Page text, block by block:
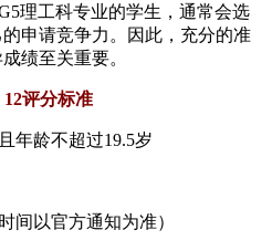
理工科专业的学生，通常会选
申请竞争力。因此，充分的准
绩至关重要。
评分标准
年龄不超过19.5岁
间以官方通知为准）